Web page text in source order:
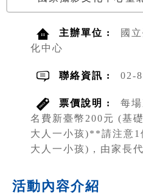
主辦單位 :
國
化中心
聯絡資訊 : 02-
票價說明 :
每
名費新臺幣200元 (基
大人一小孩)**請注意1
大人一小孩)，由家長
活動內容介紹